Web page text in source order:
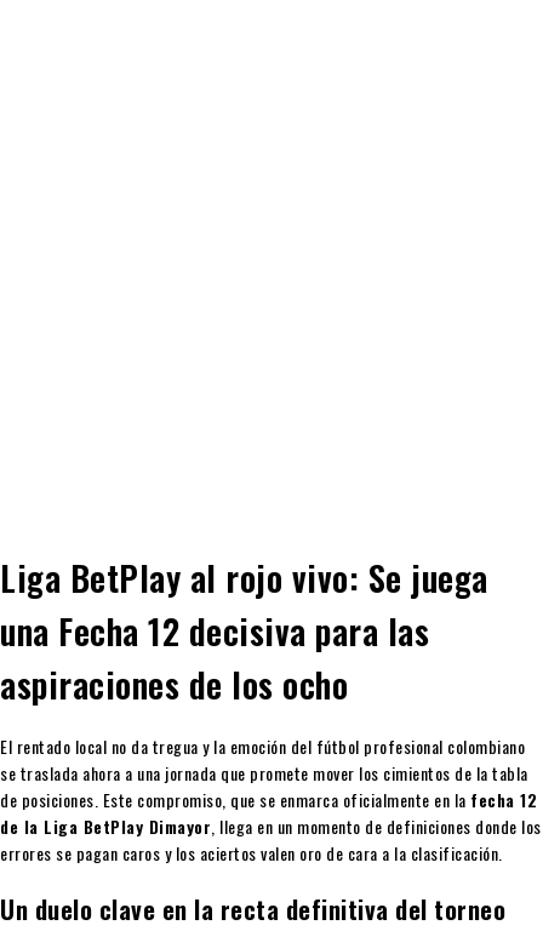
Liga BetPlay al rojo vivo: Se juega
una Fecha 12 decisiva para las
aspiraciones de los ocho
El rentado local no da tregua y la emoción del fútbol profesional colombiano
se traslada ahora a una jornada que promete mover los cimientos de la tabla
de posiciones. Este compromiso, que se enmarca oficialmente en la fecha 12
de la Liga BetPlay Dimayor, llega en un momento de definiciones donde los
errores se pagan caros y los aciertos valen oro de cara a la clasificación.
Un duelo clave en la recta definitiva del torneo